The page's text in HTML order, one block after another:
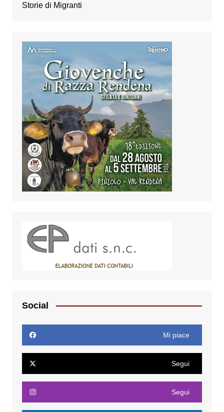
Storie di Migranti
Social
Mi piace
Segui
Segui